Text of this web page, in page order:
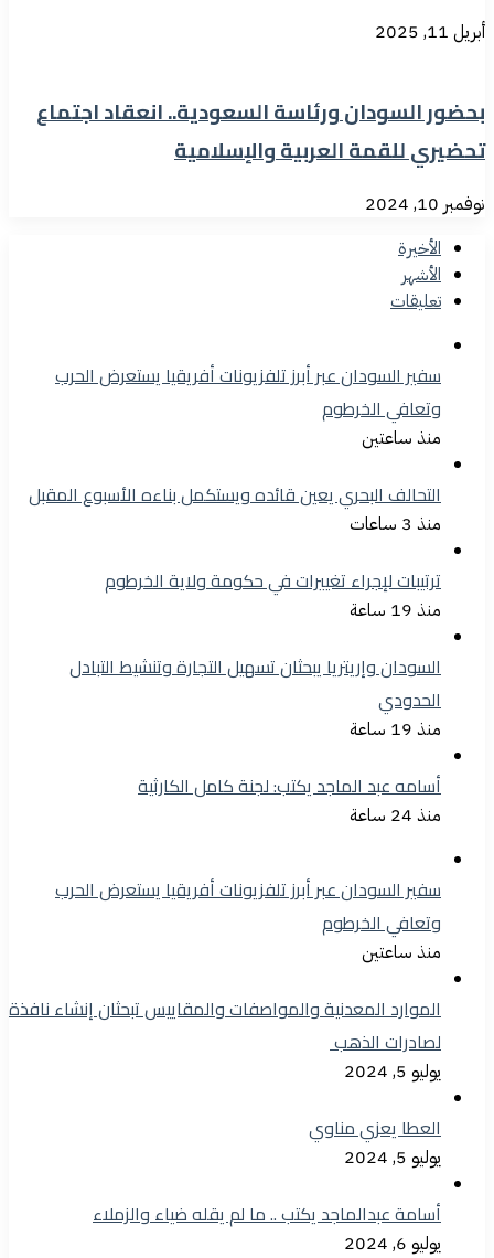
أبريل 11, 2025
بحضور السودان ورئاسة السعودية.. انعقاد اجتماع
تحضيري للقمة العربية والإسلامية
نوفمبر 10, 2024
الأخيرة
الأشهر
تعليقات
سفير السودان عبر أبرز تلفزيونات أفريقيا يستعرض الحرب
وتعافي الخرطوم
منذ ساعتين
التحالف البحري يعين قائده ويستكمل بناءه الأسبوع المقبل
منذ 3 ساعات
ترتيبات لإجراء تغييرات في حكومة ولاية الخرطوم
منذ 19 ساعة
السودان وإريتريا يبحثان تسهيل التجارة وتنشيط التبادل
الحدودي
منذ 19 ساعة
أسامه عبد الماجد يكتب: لجنة كامل الكارثية
منذ 24 ساعة
سفير السودان عبر أبرز تلفزيونات أفريقيا يستعرض الحرب
وتعافي الخرطوم
منذ ساعتين
الموارد المعدنية والمواصفات والمقاييس تبحثان إنشاء نافذة
لصادرات الذهب
يوليو 5, 2024
العطا يعزي مناوي
يوليو 5, 2024
أسامة عبدالماجد يكتب .. ما لم يقله ضياء والزملاء
يوليو 6, 2024